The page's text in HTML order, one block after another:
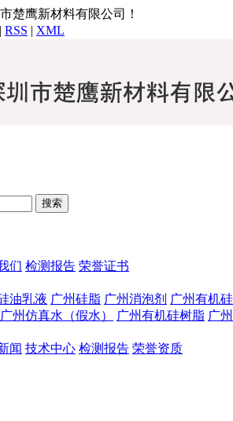
楚鹰新材料有限公司！
| RSS | XML
们 检测报告 荣誉证书
油乳液 广州硅脂 广州消泡剂 广州有机
广州仿真水（假水） 广州有机硅树脂 广
闻 技术中心 检测报告 荣誉资质